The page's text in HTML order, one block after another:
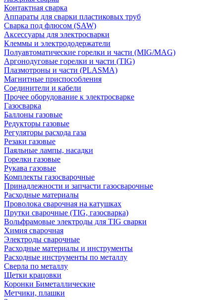
Контактная сварка
Аппараты для сварки пластиковых труб
Сварка под флюсом (SAW)
Аксессуары для электросварки
Клеммы и электрододержатели
Полуавтоматические горелки и части (MIG/MAG)
Аргонодуговые горелки и части (TIG)
Плазмотроны и части (PLASMA)
Магнитные приспособления
Соединители и кабели
Прочее оборудование к электросварке
Газосварка
Баллоны газовые
Редукторы газовые
Регуляторы расхода газа
Резаки газовые
Паяльные лампы, насадки
Горелки газовые
Рукава газовые
Комплекты газосварочные
Принадлежности и запчасти газосварочные
Расходные материалы
Проволока сварочная на катушках
Прутки сварочные (TIG, газосварка)
Вольфрамовые электроды для TIG сварки
Химия сварочная
Электроды сварочные
Расходные материалы и инструменты
Расходные инструменты по металлу
Сверла по металлу
Щетки крацовки
Коронки Биметаллические
Метчики, плашки